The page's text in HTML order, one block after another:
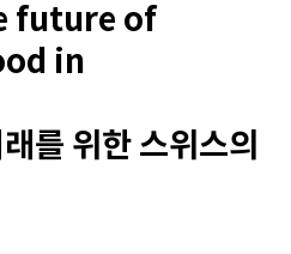
future of
in
를 위한 스위스의